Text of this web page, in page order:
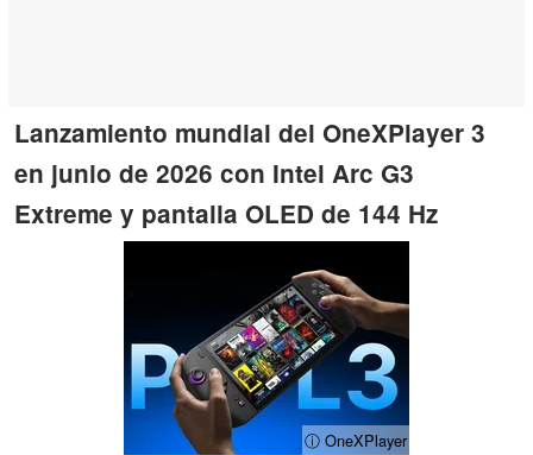
Lanzamiento mundial del OneXPlayer 3
en junio de 2026 con Intel Arc G3
Extreme y pantalla OLED de 144 Hz
ⓘ OneXPlayer